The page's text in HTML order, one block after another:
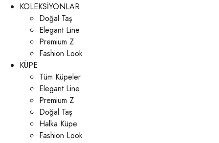
KOLEKSİYONLAR
Doğal Taş
Elegant Line
Premium Z
Fashion Look
KÜPE
Tüm Küpeler
Elegant Line
Premium Z
Doğal Taş
Halka Küpe
Fashion Look